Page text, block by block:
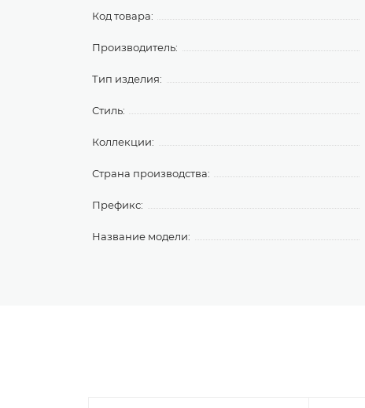
Код товара:
Производитель:
Тип изделия:
Стиль:
Коллекции:
Страна производства:
Префикс:
Название модели: